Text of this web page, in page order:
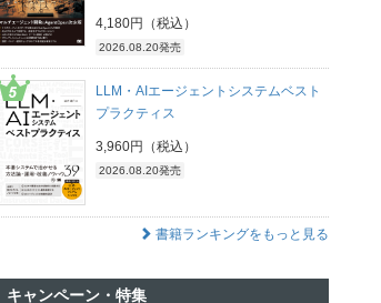
4,180円（税込）
2026.08.20発売
LLM・AIエージェントシステムベスト
プラクティス
3,960円（税込）
2026.08.20発売
書籍ランキングをもっと見る
キャンペーン・特集